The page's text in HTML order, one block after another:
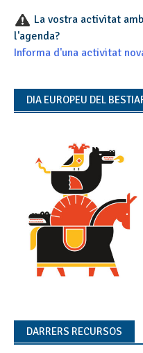
La vostra activitat
l'agenda?
Informa d'una activitat
DIA EUROPEU DEL
DARRERS RECURSOS